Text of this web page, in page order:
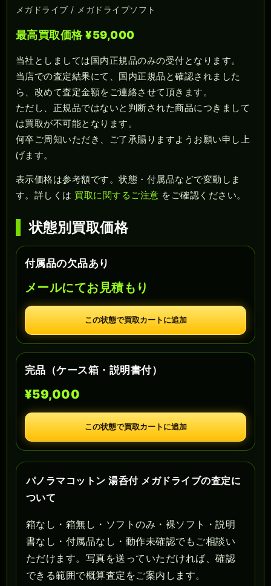
メガドライブ / メガドライブソフト
最高買取価格 ¥59,000
当社としましては国内正規品のみの受付となります。
当店での査定結果にて、国内正規品と確認されました
ら、改めて査定金額をご連絡させて頂きます。
ただし、正規品ではないと判断された商品につきまして
は買取が不可能となります。
何卒ご周知いただき、ご了承賜りますようお願い申し上
げます。
表示価格は参考額です。状態・付属品などで変動しま
す。詳しくは 買取に関するご注意 をご確認ください。
状態別買取価格
付属品の欠品あり
メールにてお見積もり
この状態で買取カートに追加
完品（ケース箱・説明書付）
¥59,000
この状態で買取カートに追加
パノラマコットン 湯呑付 メガドライブの査定に
ついて
箱なし・箱無し・ソフトのみ・裸ソフト・説明
書なし・付属品なし・動作未確認でもご相談い
ただけます。写真を送っていただければ、確認
できる範囲で概算査定をご案内します。